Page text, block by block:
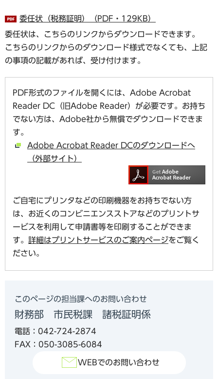
委任状（税務証明）（PDF・129KB）
委任状は、こちらのリンクからダウンロードできます。
こちらのリンクからのダウンロード様式でなくても、上記
の事項の記載があれば、受け付けます。
PDF形式のファイルを開くには、Adobe Acrobat
Reader DC（旧Adobe Reader）が必要です。お持ち
でない方は、Adobe社から無償でダウンロードできま
す。
Adobe Acrobat Reader DCのダウンロードへ
（外部サイト）
ご自宅にプリンタなどの印刷機器をお持ちでない方
は、お近くのコンビニエンスストアなどのプリントサ
ービスを利用して申請書等を印刷することができま
す。 詳細はプリントサービスのご案内ページをご覧く
ださい。
このページの担当課へのお問い合わせ
財務部 市民税課 諸税証明係
電話：042-724-2874
FAX：050-3085-6084
WEBでのお問い合わせ